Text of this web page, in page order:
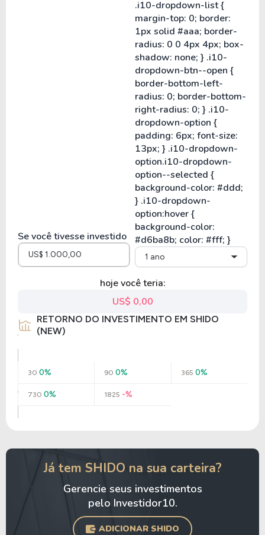
Se você tivesse investido
1 ano
hoje você teria:
US$ 0,00
RETORNO DO INVESTIMENTO EM SHIDO
(NEW)
30 0% 90 0% 365 0%
730 0% 1825 -%
Já tem SHIDO na sua carteira?
Gerencie seus investimentos
pelo Investidor10.
ADICIONAR SHIDO